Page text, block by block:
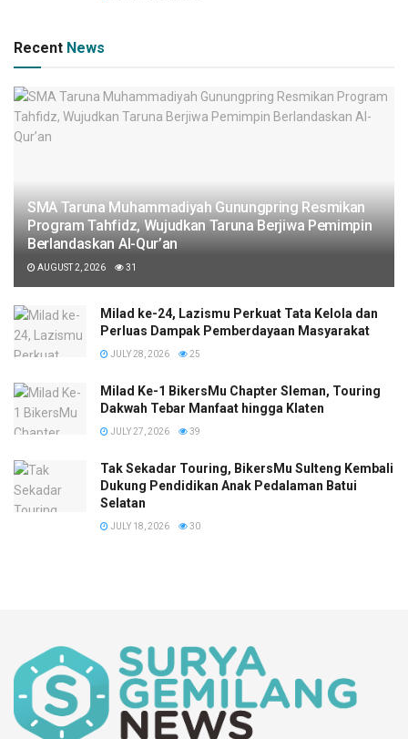
Recent News
SMA Taruna Muhammadiyah Gunungpring Resmikan
Program Tahfidz, Wujudkan Taruna Berjiwa Pemimpin
Berlandaskan Al-Qur’an
AUGUST 2, 2026 31
Milad ke-24, Lazismu Perkuat Tata Kelola dan
Perluas Dampak Pemberdayaan Masyarakat
JULY 28, 2026 25
Milad Ke-1 BikersMu Chapter Sleman, Touring
Dakwah Tebar Manfaat hingga Klaten
JULY 27, 2026 39
Tak Sekadar Touring, BikersMu Sulteng Kembali
Dukung Pendidikan Anak Pedalaman Batui
Selatan
JULY 18, 2026 30